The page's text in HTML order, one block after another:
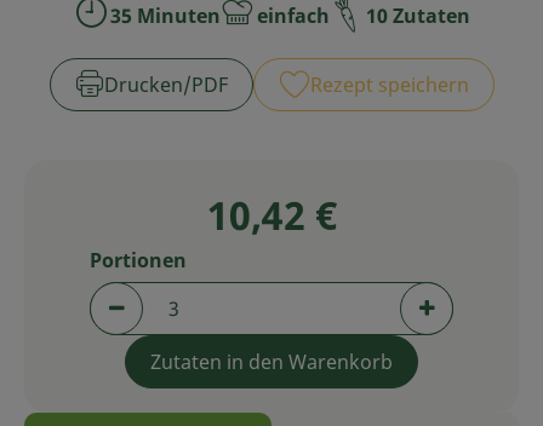
Blog & Aktuelles
Service
Zubreitungszeit:
35 MinutenSchwierigkeit:
einfach 10 Zutaten
Drucken​/​PDF Rezept speichern
10,42 €
Portionen verringern (aktuell 3 Portionen
Portionen
Portionen
Zutaten in den Warenkorb